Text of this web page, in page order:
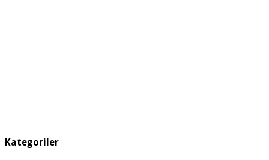
Kategoriler